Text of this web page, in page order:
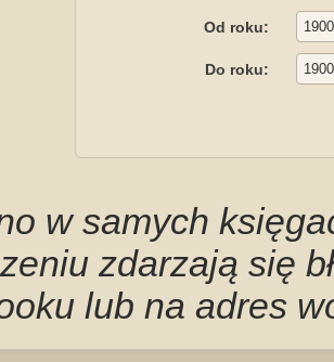
Od roku:
Do roku:
w samych
zdarzają się
lub na adres